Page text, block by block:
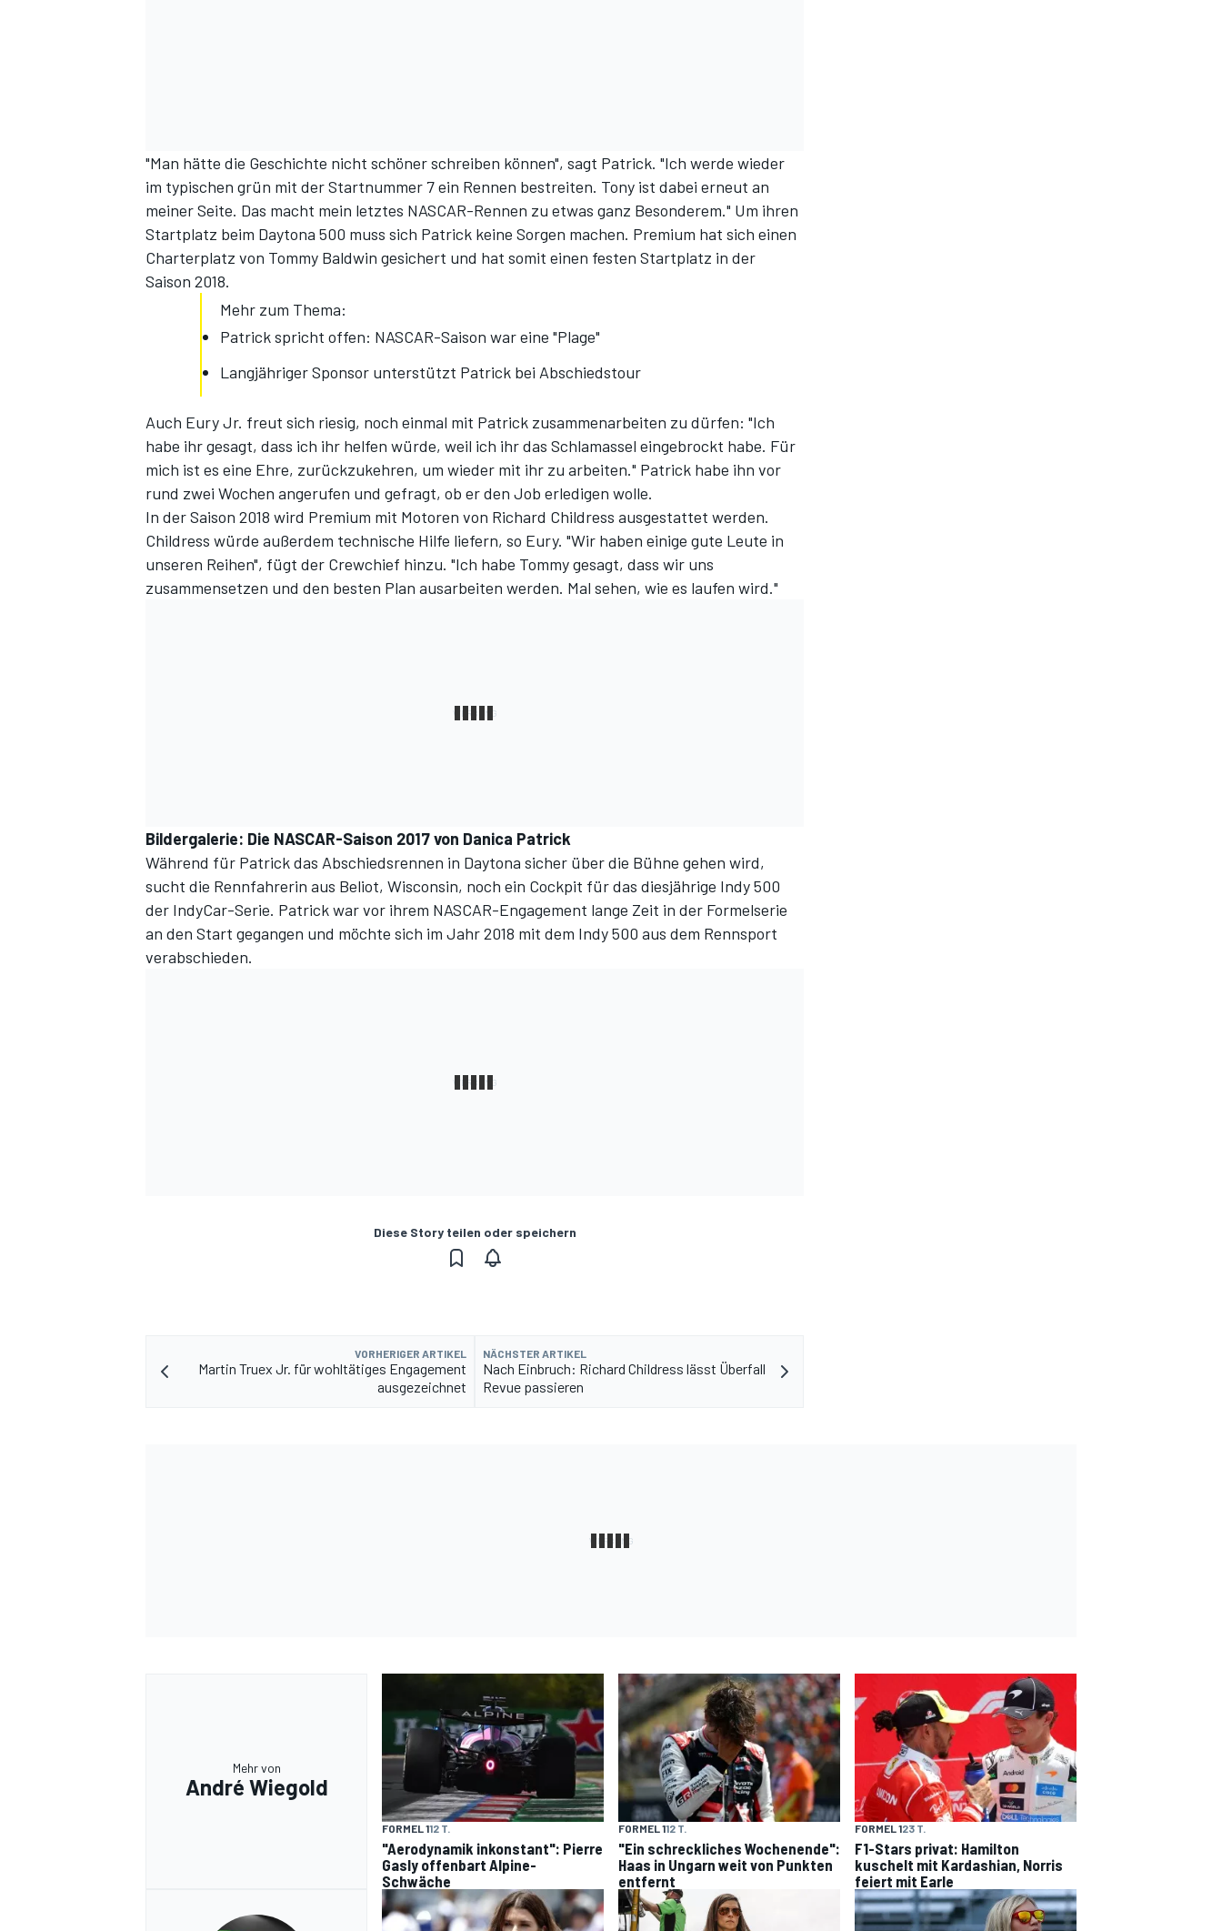
SPORTWAGEN
"Man hätte die Geschichte nicht schöner schreiben können", sagt Patrick. "Ich werde wieder
im typischen grün mit der Startnummer 7 ein Rennen bestreiten. Tony ist dabei erneut an
meiner Seite. Das macht mein letztes NASCAR-Rennen zu etwas ganz Besonderem." Um ihren
Startplatz beim Daytona 500 muss sich Patrick keine Sorgen machen. Premium hat sich einen
Charterplatz von Tommy Baldwin gesichert und hat somit einen festen Startplatz in der
Saison 2018.
Mehr zum Thema:
Patrick spricht offen: NASCAR-Saison war eine "Plage"
Langjähriger Sponsor unterstützt Patrick bei Abschiedstour
Auch Eury Jr. freut sich riesig, noch einmal mit Patrick zusammenarbeiten zu dürfen: "Ich
habe ihr gesagt, dass ich ihr helfen würde, weil ich ihr das Schlamassel eingebrockt habe. Für
mich ist es eine Ehre, zurückzukehren, um wieder mit ihr zu arbeiten." Patrick habe ihn vor
rund zwei Wochen angerufen und gefragt, ob er den Job erledigen wolle.
In der Saison 2018 wird Premium mit Motoren von Richard Childress ausgestattet werden.
Childress würde außerdem technische Hilfe liefern, so Eury. "Wir haben einige gute Leute in
unseren Reihen", fügt der Crewchief hinzu. "Ich habe Tommy gesagt, dass wir uns
zusammensetzen und den besten Plan ausarbeiten werden. Mal sehen, wie es laufen wird."
Bildergalerie: Die NASCAR-Saison 2017 von Danica Patrick
Während für Patrick das Abschiedsrennen in Daytona sicher über die Bühne gehen wird,
sucht die Rennfahrerin aus Beliot, Wisconsin, noch ein Cockpit für das diesjährige Indy 500
der IndyCar-Serie. Patrick war vor ihrem NASCAR-Engagement lange Zeit in der Formelserie
an den Start gegangen und möchte sich im Jahr 2018 mit dem Indy 500 aus dem Rennsport
verabschieden.
Diese Story teilen oder speichern
VORHERIGER ARTIKEL
Martin Truex Jr. für wohltätiges Engagement
ausgezeichnet
NÄCHSTER ARTIKEL
Nach Einbruch: Richard Childress lässt Überfall
Revue passieren
Mehr von
André Wiegold
FORMEL 112 T.
"Aerodynamik inkonstant": Pierre
Gasly offenbart Alpine-
Schwäche
FORMEL 112 T.
"Ein schreckliches Wochenende":
Haas in Ungarn weit von Punkten
entfernt
FORMEL 123 T.
F1-Stars privat: Hamilton
kuschelt mit Kardashian, Norris
feiert mit Earle